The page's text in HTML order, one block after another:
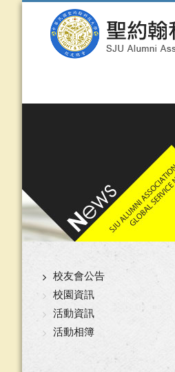
校友會公告
校園資訊
活動資訊
活動相簿